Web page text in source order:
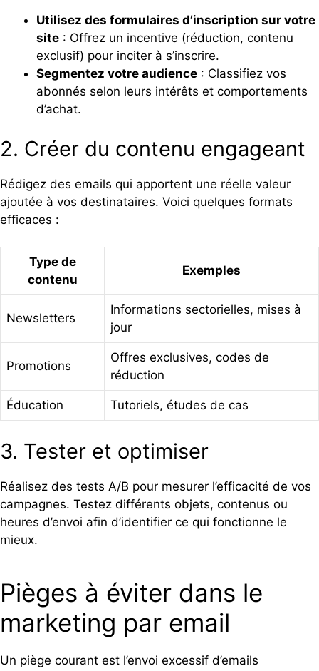
Utilisez des formulaires d’inscription sur votre
site : Offrez un incentive (réduction, contenu
exclusif) pour inciter à s’inscrire.
Segmentez votre audience : Classifiez vos
abonnés selon leurs intérêts et comportements
d’achat.
2. Créer du contenu engageant
Rédigez des emails qui apportent une réelle valeur
ajoutée à vos destinataires. Voici quelques formats
efficaces :
Type de
contenu
Exemples
Newsletters
Informations sectorielles, mises à
jour
Promotions
Offres exclusives, codes de
réduction
Éducation Tutoriels, études de cas
3. Tester et optimiser
Réalisez des tests A/B pour mesurer l’efficacité de vos
campagnes. Testez différents objets, contenus ou
heures d’envoi afin d’identifier ce qui fonctionne le
mieux.
Pièges à éviter dans le
marketing par email
Un piège courant est l’envoi excessif d’emails